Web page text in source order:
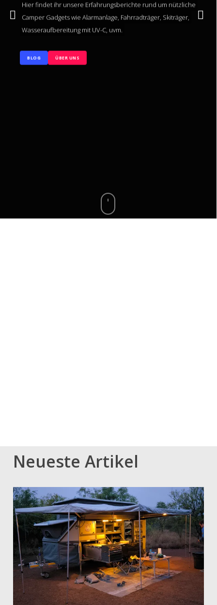
Hier findet ihr unsere Erfahrungsberichte rund um nützliche
Camper Gadgets wie Alarmanlage, Fahrradträger, Skiträger,
Wasseraufbereitung mit UV-C, uvm.
BLOG ÜBER UNS
Neueste Artikel